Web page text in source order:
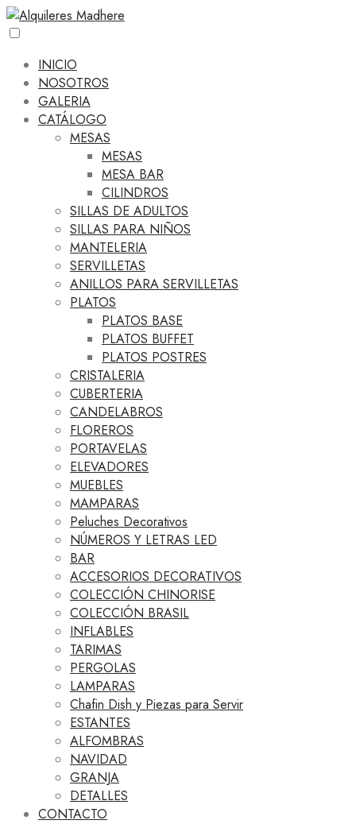
INICIO
NOSOTROS
GALERIA
CATÁLOGO
MESAS
MESAS
MESA BAR
CILINDROS
SILLAS DE ADULTOS
SILLAS PARA NIÑOS
MANTELERIA
SERVILLETAS
ANILLOS PARA SERVILLETAS
PLATOS
PLATOS BASE
PLATOS BUFFET
PLATOS POSTRES
CRISTALERIA
CUBERTERIA
CANDELABROS
FLOREROS
PORTAVELAS
ELEVADORES
MUEBLES
MAMPARAS
Peluches Decorativos
NÚMEROS Y LETRAS LED
BAR
ACCESORIOS DECORATIVOS
COLECCIÓN CHINORISE
COLECCIÓN BRASIL
INFLABLES
TARIMAS
PERGOLAS
LAMPARAS
Chafin Dish y Piezas para Servir
ESTANTES
ALFOMBRAS
NAVIDAD
GRANJA
DETALLES
CONTACTO